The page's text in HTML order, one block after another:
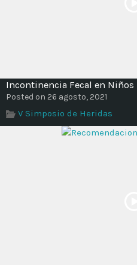
Incontinencia Fecal en Niños
Posted on 26 agosto, 2021
V Simposio de Heridas